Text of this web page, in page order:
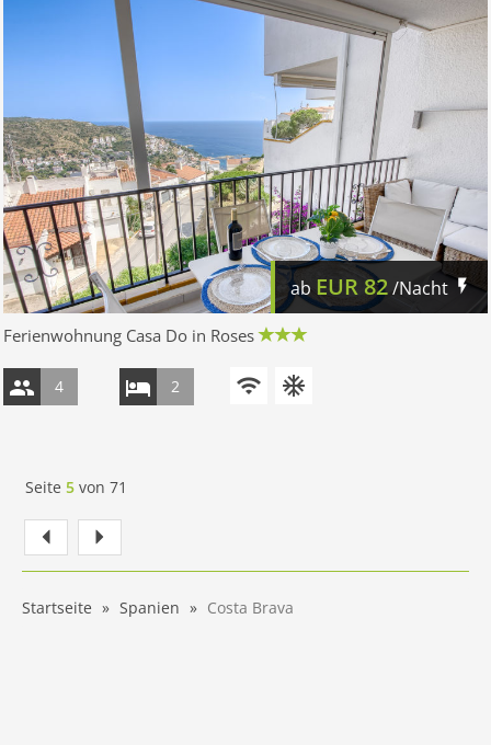
ab EUR82/Nacht
Ferienwohnung Casa Do in Roses
4 2
Seite 5 von 71
Startseite Spanien Costa Brava